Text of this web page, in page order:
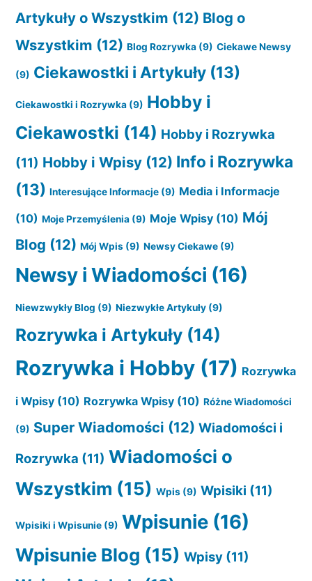
Artykuły o Wszystkim (12) Blog o
Wszystkim (12) Blog Rozrywka (9) Ciekawe Newsy
(9) Ciekawostki i Artykuły (13)
Ciekawostki i Rozrywka (9) Hobby i
Ciekawostki (14) Hobby i Rozrywka
(11) Hobby i Wpisy (12) Info i Rozrywka
(13) Interesujące Informacje (9) Media i Informacje
(10) Moje Przemyślenia (9) Moje Wpisy (10) Mój
Blog (12) Mój Wpis (9) Newsy Ciekawe (9)
Newsy i Wiadomości (16)
Niewzwykły Blog (9) Niezwykłe Artykuły (9)
Rozrywka i Artykuły (14)
Rozrywka i Hobby (17) Rozrywka
i Wpisy (10) Rozrywka Wpisy (10) Różne Wiadomości
(9) Super Wiadomości (12) Wiadomości i
Rozrywka (11) Wiadomości o
Wszystkim (15) Wpis (9) Wpisiki (11)
Wpisiki i Wpisunie (9) Wpisunie (16)
Wpisunie Blog (15) Wpisy (11)